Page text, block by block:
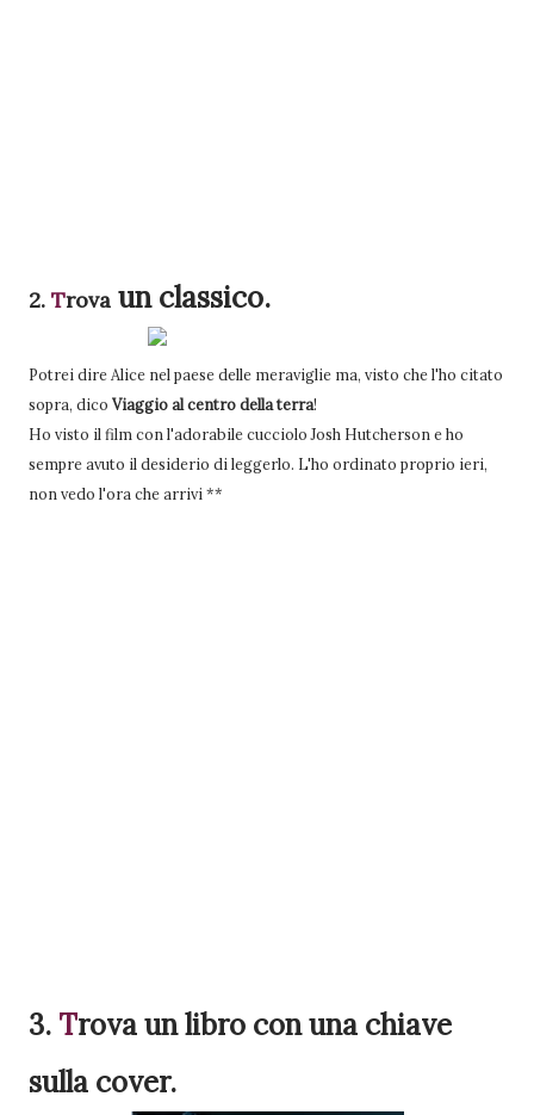
2. Trova un classico.
Potrei dire Alice nel paese delle meraviglie ma, visto che l'ho citato
sopra, dico Viaggio al centro della terra!
Ho visto il film con l'adorabile cucciolo Josh Hutcherson e ho
sempre avuto il desiderio di leggerlo. L'ho ordinato proprio ieri,
non vedo l'ora che arrivi **
3. Trovaun libro con una chiave
sulla cover.